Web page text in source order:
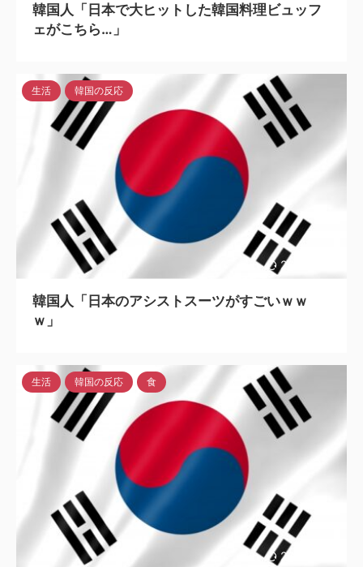
韓国人「日本で大ヒットした韓国料理ビュッフ
ェがこちら…」
2023/7/13
生活 韓国の反応
韓国人「日本のアシストスーツがすごいｗｗ
ｗ」
2023/7/13
生活 韓国の反応 食